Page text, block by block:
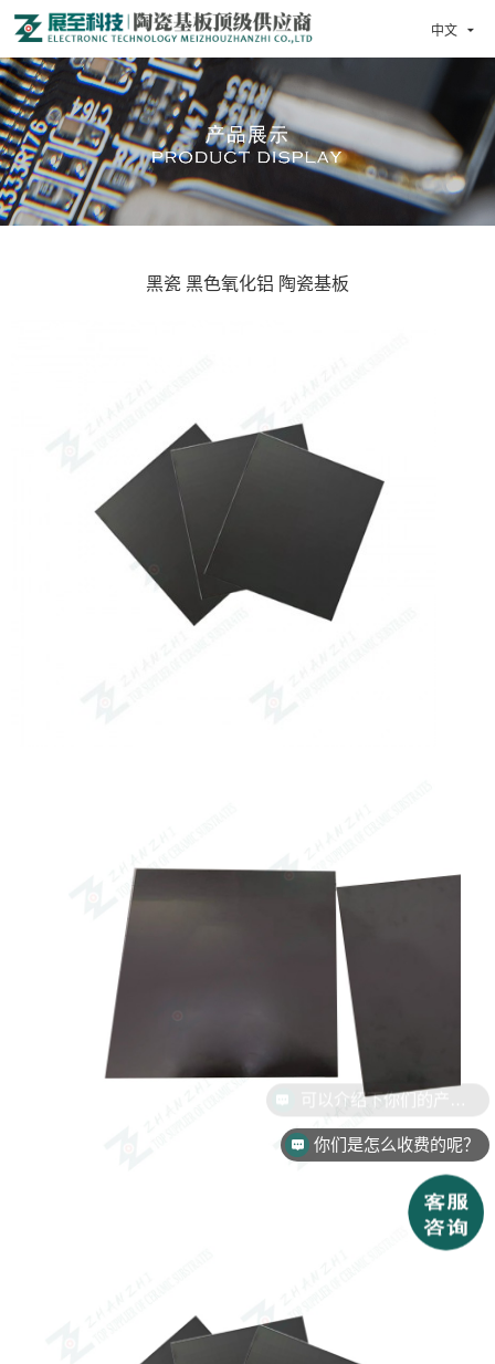
中文 
黑瓷 黑色氧化铝 陶瓷基板
你们是怎么收费的呢？